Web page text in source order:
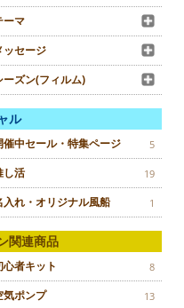
ーマ
ッセージ
ーズン(フィルム)
ル
催中セール・特集ページ 5
し活 19
入れ・オリジナル風船 1
関連商品
心者キット 8
気ポンプ 13